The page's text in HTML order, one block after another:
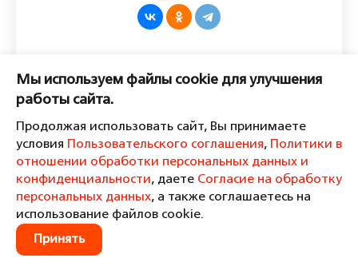
Пожалуйста, войдите, чтобы
комментировать.
Пользовательское соглашение
Политика в отношении обработки персональных данных и
Согласие на обработку персональных данных
Мы используем файлы cookie для улучшения
работы сайта.
Продолжая использовать сайт, Вы принимаете
условия Пользовательского соглашения, Политики в
отношении обработки персональных данных и
конфиденциальности, даете Согласие на обработку
персональных данных, а также соглашаетесь на
использование файлов cookie.
Принять